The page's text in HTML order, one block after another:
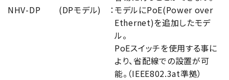
NHV-DP
(DPモデル) ：モデルにPoE(Power over
Ethernet)を追加したモデ
ル。
PoEスイッチを使用する事に
より、省配線での設置が可
能。（IEEE802.3at準拠）